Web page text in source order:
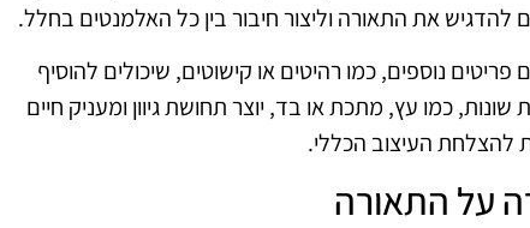
להדגיש את התאורה וליצור חיבור בין כל האלמנטים בחלל.
נוספים, כמו רהיטים או קישוטים, שיכולים להוסיף
כמו עץ, מתכת או בד, יוצר תחושת גיוון ומעניק חיים
להצלחת העיצוב הכללי.
על התאורה